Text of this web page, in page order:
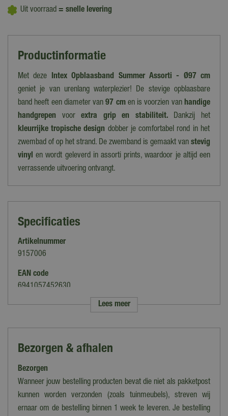
Uit voorraad = snelle levering
Productinformatie
Met deze Intex Opblaasband Summer Assorti - Ø97 cm
geniet je van urenlang waterplezier! De stevige opblaasbare
band heeft een diameter van97 cmen is voorzien vanhandige
handgrepen voorextra grip en stabiliteit. Dankzij het
kleurrijke tropische design dobber je comfortabel rond in het
zwembad of op het strand. De zwemband is gemaakt van stevig
vinyl en wordt geleverd in assorti prints, waardoor je altijd een
verrassende uitvoering ontvangt.
Specificaties
Artikelnummer
9157006
EAN code
6941057452630
Merk
Zwembanden
Kleur
Multi
Lees meer
Bezorgen & afhalen
Bezorgen
Wanneer jouw bestelling producten bevat die niet als pakketpost
kunnen worden verzonden (zoals tuinmeubels), streven wij
ernaar om de bestelling binnen 1 week te leveren. Je bestelling